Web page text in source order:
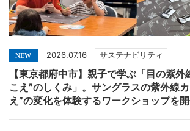
2026.07.16 サステナビリティ
【東京都府中市】親子で学ぶ「目の紫外
こえ”のしくみ」。サングラスの紫外線
え”の変化を体験するワークショップを